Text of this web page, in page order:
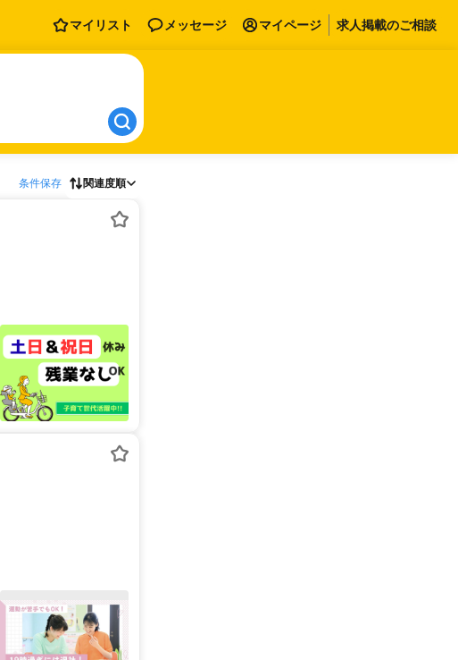
マイリスト メッセージ マイページ 求人掲載のご相談
条件保存 関連度順